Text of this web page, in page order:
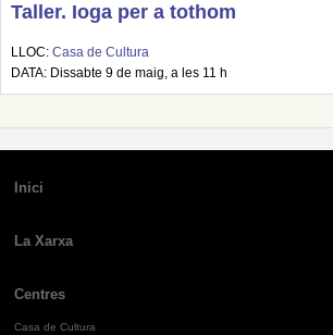
Taller. Ioga per a tothom
LLOC: Casa de Cultura
DATA: Dissabte 9 de maig, a les 11 h
Inici
La Xarxa
Centres
Casa de Cultura